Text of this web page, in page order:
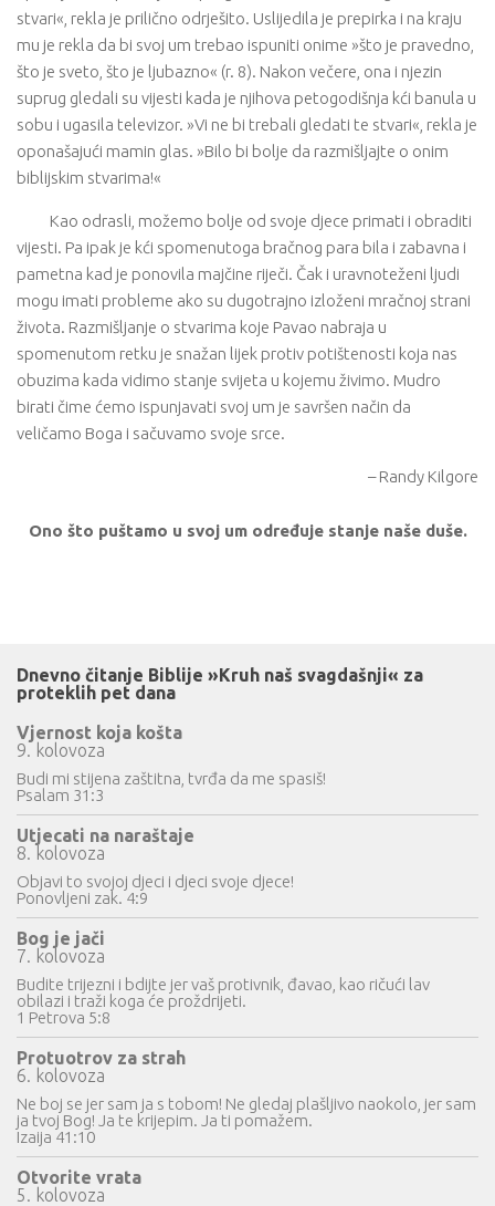
stvari«, rekla je prilično odrješito. Uslijedila je prepirka i na kraju
mu je rekla da bi svoj um trebao ispuniti onime »što je pravedno,
što je sveto, što je ljubazno« (r. 8). Nakon večere, ona i njezin
suprug gledali su vijesti kada je njihova petogodišnja kći banula u
sobu i ugasila televizor. »Vi ne bi trebali gledati te stvari«, rekla je
oponašajući mamin glas. »Bilo bi bolje da razmišljajte o onim
biblijskim stvarima!«
Kao odrasli, možemo bolje od svoje djece primati i obraditi
vijesti. Pa ipak je kći spomenutoga bračnog para bila i zabavna i
pametna kad je ponovila majčine riječi. Čak i uravnoteženi ljudi
mogu imati probleme ako su dugotrajno izloženi mračnoj strani
života. Razmišljanje o stvarima koje Pavao nabraja u
spomenutom retku je snažan lijek protiv potištenosti koja nas
obuzima kada vidimo stanje svijeta u kojemu živimo. Mudro
birati čime ćemo ispunjavati svoj um je savršen način da
veličamo Boga i sačuvamo svoje srce.
– Randy Kilgore
Ono što puštamo u svoj um određuje stanje naše duše.
Dnevno čitanje Biblije »Kruh naš svagdašnji« za
proteklih pet dana
Vjernost koja košta
9. kolovoza
Budi mi stijena zaštitna, tvrđa da me spasiš!
Psalam 31:3
Utjecati na naraštaje
8. kolovoza
Objavi to svojoj djeci i djeci svoje djece!
Ponovljeni zak. 4:9
Bog je jači
7. kolovoza
Budite trijezni i bdijte jer vaš protivnik, đavao, kao ričući lav
obilazi i traži koga će proždrijeti.
1 Petrova 5:8
Protuotrov za strah
6. kolovoza
Ne boj se jer sam ja s tobom! Ne gledaj plašljivo naokolo, jer sam
ja tvoj Bog! Ja te krijepim. Ja ti pomažem.
Izaija 41:10
Otvorite vrata
5. kolovoza